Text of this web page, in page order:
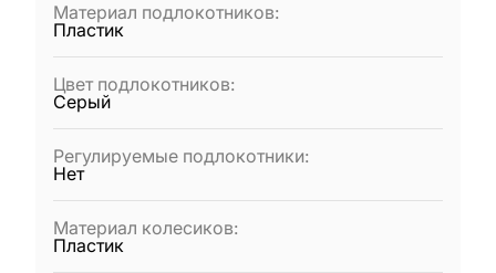
Материал подлокотников:
Пластик
Цвет подлокотников:
Серый
Регулируемые подлокотники:
Нет
Материал колесиков:
Пластик